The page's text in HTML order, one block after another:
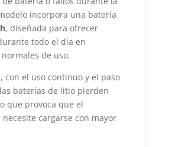
incorpora una batería
, diseñada para ofrecer
todo el día en
de uso.
con el uso continuo y el paso
baterías de litio pierden
que provoca que el
cargarse con mayor